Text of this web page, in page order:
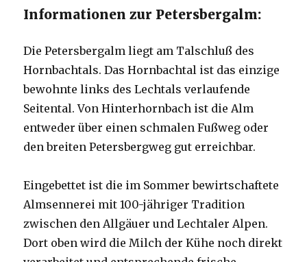
Informationen zur Petersbergalm:
Die Petersbergalm liegt am Talschluß des
Hornbachtals. Das Hornbachtal ist das einzige
bewohnte links des Lechtals verlaufende
Seitental. Von Hinterhornbach ist die Alm
entweder über einen schmalen Fußweg oder
den breiten Petersbergweg gut erreichbar.
Eingebettet ist die im Sommer bewirtschaftete
Almsennerei mit 100-jähriger Tradition
zwischen den Allgäuer und Lechtaler Alpen.
Dort oben wird die Milch der Kühe noch direkt